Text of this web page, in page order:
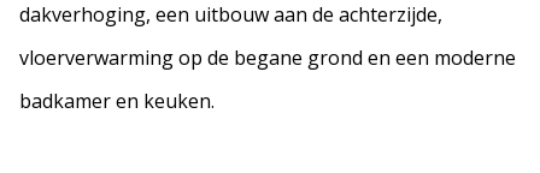
dakverhoging, een uitbouw aan de achterzijde,
vloerverwarming op de begane grond en een moderne
badkamer en keuken.